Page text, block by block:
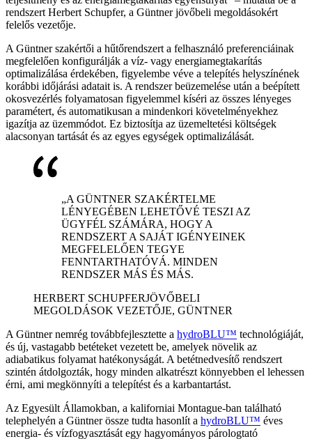
rendszert Herbert Schupfer, a Güntner jövőbeli megoldásokért
felelős vezetője.
A Güntner szakértői a hűtőrendszert a felhasználó preferenciáinak
megfelelően konfigurálják a víz- vagy energiamegtakarítás
optimalizálása érdekében, figyelembe véve a telepítés helyszínének
korábbi időjárási adatait is. A rendszer beüzemelése után a beépített
okosvezérlés folyamatosan figyelemmel kíséri az összes lényeges
paramétert, és automatikusan a mindenkori követelményekhez
igazítja az üzemmódot. Ez biztosítja az üzemeltetési költségek
alacsonyan tartását és az egyes egységek optimalizálását.
„A GÜNTNER SZAKÉRTELME
LÉNYEGÉBEN LEHETŐVÉ TESZI AZ
ÜGYFÉL SZÁMÁRA, HOGY A
RENDSZERT A SAJÁT IGÉNYEINEK
MEGFELELŐEN TEGYE
FENNTARTHATÓVÁ. MINDEN
RENDSZER MÁS ÉS MÁS.
HERBERT SCHUPFERJÖVŐBELI
MEGOLDÁSOK VEZETŐJE, GÜNTNER
A Güntner nemrég továbbfejlesztette a hydroBLU™ technológiáját,
és új, vastagabb betéteket vezetett be, amelyek növelik az
adiabatikus folyamat hatékonyságát. A betétnedvesítő rendszert
szintén átdolgozták, hogy minden alkatrészt könnyebben el lehessen
érni, ami megkönnyíti a telepítést és a karbantartást.
Az Egyesült Államokban, a kaliforniai Montague-ban található
telephelyén a Güntner össze tudta hasonlít a hydroBLU™ éves
energia- és vízfogyasztását egy hagyományos párologtató